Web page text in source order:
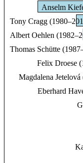
Anselm
Tony Cragg
Albert Oehlen
Thomas Schütte
Felix Droese
Magdalena
Eberhard